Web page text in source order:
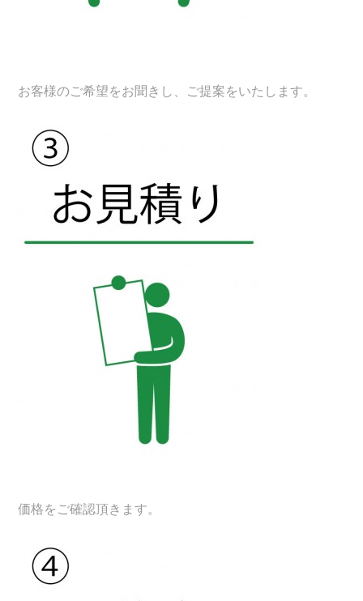
お客様のご希望をお聞きし、ご提案をいたします。
価格をご確認頂きます。